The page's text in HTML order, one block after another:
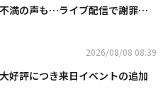
満の声も…ライブ配信で謝罪
2026/08/08 08:39
好評につき来日イベントの追加